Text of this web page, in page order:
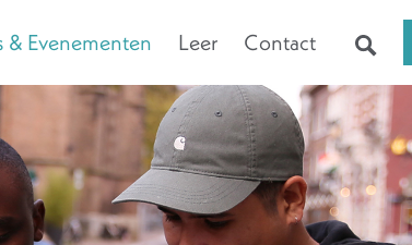
& Evenementen Leer Contact